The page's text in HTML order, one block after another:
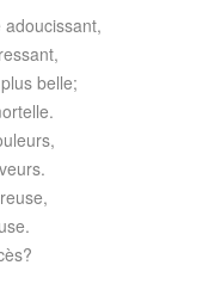
belle;